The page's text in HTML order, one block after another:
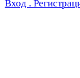
Вход .